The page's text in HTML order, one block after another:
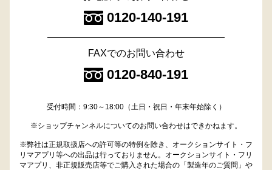
0120-140-191
FAXでのお問い合わせ
0120-840-191
受付時間：9:30～18:00（土日・祝日・年末年始除く）
※ショップチャンネルについてのお問い合わせはできかねます。
※弊社は正規取扱店への許可等の特例を除き、オークションサイト・フ
リマアプリ等への出品は行っておりません。オークションサイト・フリ
マアプリ、非正規販売店等でご購入された場合の「製造年のご質問」や